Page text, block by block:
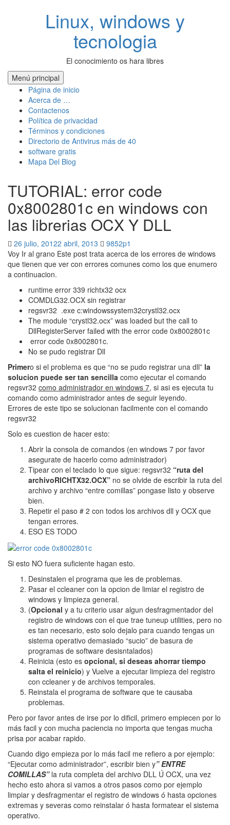
Linux, windows y
tecnologia
El conocimiento os hara libres
Menú principal
Página de inicio
Acerca de …
Contactenos
Política de privacidad
Términos y condiciones
Directorio de Antivirus más de 40
software gratis
Mapa Del Blog
TUTORIAL: error code
0x8002801c en windows con
las librerias OCX Y DLL
26 julio, 20122 abril, 2013
9852p1
Voy Ir al grano Este post trata acerca de los errores de windows
que tienen que ver con errores comunes como los que enumero
a continuacion.
runtime error 339 richtx32 ocx
COMDLG32.OCX sin registrar
regsvr32 .exe c:windowssystem32crystl32.ocx
The module “crystl32.ocx” was loaded but the call to
DllRegisterServer failed with the error code 0x8002801c
error code 0x8002801c.
No se pudo registrar Dll
Primero si el problema es que “no se pudo registrar una dll” la
solucion puede ser tan sencilla como ejecutar el comando
regsvr32 como administrador en windows 7, si asi es ejecuta tu
comando como administrador antes de seguir leyendo.
Errores de este tipo se solucionan facilmente con el comando
regsvr32
Solo es cuestion de hacer esto:
Abrir la consola de comandos (en windows 7 por favor
asegurate de hacerlo como administrador)
Tipear con el teclado lo que sigue: regsvr32 “ruta del
archivoRICHTX32.OCX” no se olvide de escribir la ruta del
archivo y archivo “entre comillas” pongase listo y observe
bien.
Repetir el paso # 2 con todos los archivos dll y OCX que
tengan errores.
ESO ES TODO
Si esto NO fuera suficiente hagan esto.
Desinstalen el programa que les de problemas.
Pasar el ccleaner con la opcion de limiar el registro de
windows y limpieza general.
(Opcional y a tu criterio usar algun desfragmentador del
registro de windows con el que trae tuneup utilities, pero no
es tan necesario, esto solo dejalo para cuando tengas un
sistema operativo demasiado “sucio” de basura de
programas de software desisntalados)
Reinicia (esto es opcional, si deseas ahorrar tiempo
salta el reinicio) y Vuelve a ejecutar limpieza del registro
con ccleaner y de archivos temporales.
Reinstala el programa de software que te causaba
problemas.
Pero por favor antes de irse por lo dificil, primero empiecen por lo
más facil y con mucha paciencia no importa que tengas mucha
prisa por acabar rapido.
Cuando digo empieza por lo más facil me refiero a por ejemplo:
“Ejecutar como administrador”, escribir bien y” ENTRE
COMILLAS”la ruta completa del archivo DLL Ú OCX, una vez
hecho esto ahora si vamos a otros pasos como por ejemplo
limpiar y desfragmentar el registro de windows ó hasta opciones
extremas y severas como reinstalar ó hasta formatear el sistema
operativo.